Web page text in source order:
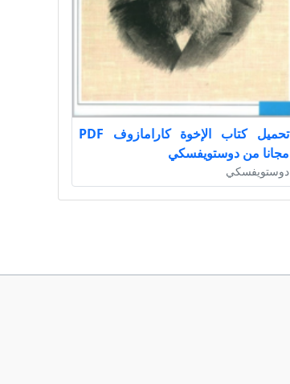
تحميل كتاب الإخوة كارامازوف PDF
مجانا من دوستويفسكي
دوستويفسكي